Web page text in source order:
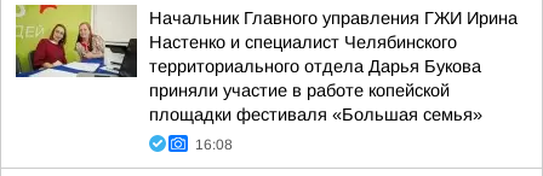
Начальник Главного управления ГЖИ Ирина
Настенко и специалист Челябинского
территориального отдела Дарья Букова
приняли участие в работе копейской
площадки фестиваля «Большая семья»
16:08